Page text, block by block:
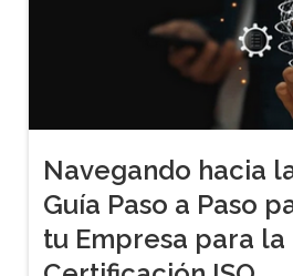
Navegando hacia
Guía Paso a Paso
tu Empresa para la